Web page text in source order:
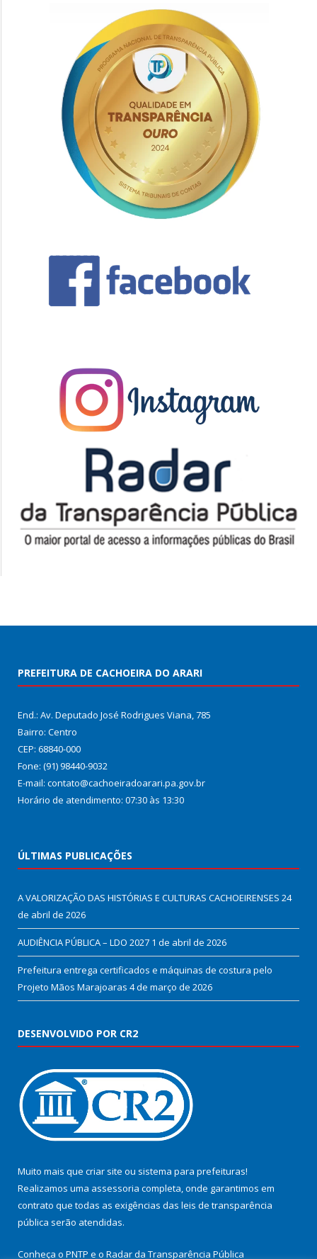
PREFEITURA DE CACHOEIRA DO ARARI
End.: Av. Deputado José Rodrigues Viana, 785
Bairro: Centro
CEP: 68840-000
Fone: (91) 98440-9032
E-mail: contato@cachoeiradoarari.pa.gov.br
Horário de atendimento: 07:30 às 13:30
ÚLTIMAS PUBLICAÇÕES
A VALORIZAÇÃO DAS HISTÓRIAS E CULTURAS CACHOEIRENSES 24
de abril de 2026
AUDIÊNCIA PÚBLICA – LDO 2027 1 de abril de 2026
Prefeitura entrega certificados e máquinas de costura pelo
Projeto Mãos Marajoaras 4 de março de 2026
DESENVOLVIDO POR CR2
Muito mais que criar site ou sistema para prefeituras!
Realizamos uma assessoria completa, onde garantimos em
contrato que todas as exigências das leis de transparência
pública serão atendidas.
Conheça o PNTP e o Radar da Transparência Pública